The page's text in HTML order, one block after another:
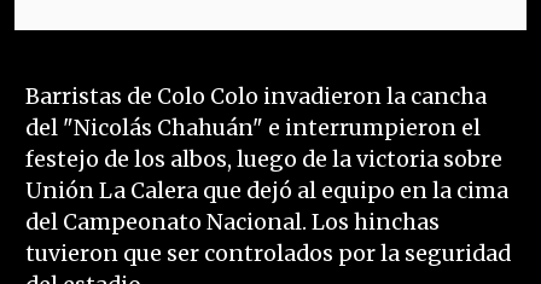
Barristas de Colo Colo invadieron la cancha
del "Nicolás Chahuán" e interrumpieron el
festejo de los albos, luego de la victoria sobre
Unión La Calera que dejó al equipo en la cima
del Campeonato Nacional. Los hinchas
tuvieron que ser controlados por la seguridad